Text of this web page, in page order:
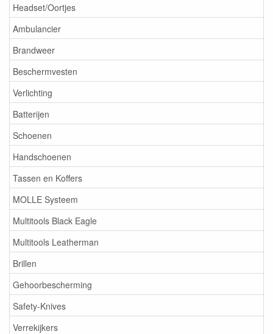
Headset/Oortjes
Ambulancier
Brandweer
Beschermvesten
Verlichting
Batterijen
Schoenen
Handschoenen
Tassen en Koffers
MOLLE Systeem
Multitools Black Eagle
Multitools Leatherman
Brillen
Gehoorbescherming
Safety-Knives
Verrekijkers